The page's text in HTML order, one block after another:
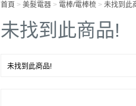
首頁 > 美髮電器 > 電棒/電棒梳 > 未找到此
未找到此商品!
未找到此商品!